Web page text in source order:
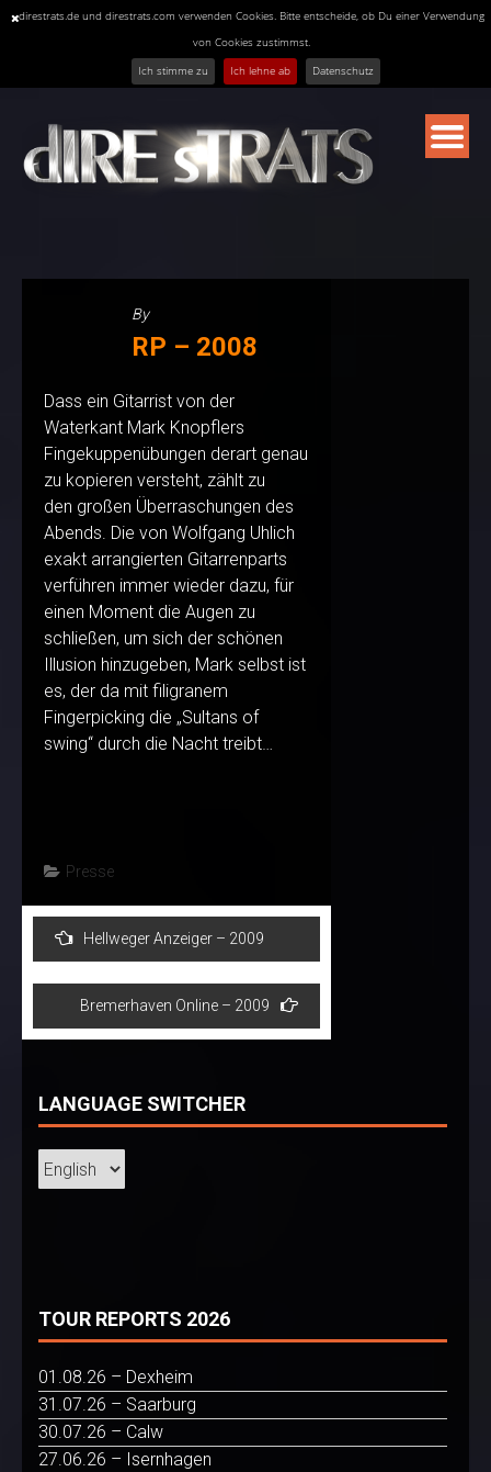
direstrats.de und direstrats.com verwenden Cookies. Bitte entscheide, ob Du einer Verwendung
von Cookies zustimmst.
Ich stimme zu
Ich lehne ab Datenschutz
content
By
RP – 2008
Dass ein Gitarrist von der
Waterkant Mark Knopflers
Fingekuppenübungen derart genau
zu kopieren versteht, zählt zu
den großen Überraschungen des
Abends. Die von Wolfgang Uhlich
exakt arrangierten Gitarrenparts
verführen immer wieder dazu, für
einen Moment die Augen zu
schließen, um sich der schönen
Illusion hinzugeben, Mark selbst ist
es, der da mit filigranem
Fingerpicking die „Sultans of
swing“ durch die Nacht treibt…
Presse
Post
navigation
Hellweger Anzeiger – 2009
Bremerhaven Online – 2009
LANGUAGE SWITCHER
TOUR REPORTS 2026
01.08.26 – Dexheim
31.07.26 – Saarburg
30.07.26 – Calw
27.06.26 – Isernhagen